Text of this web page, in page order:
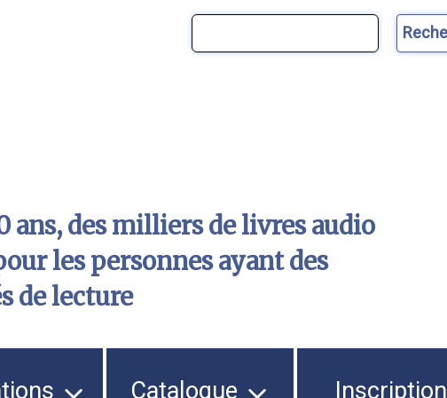
ans, des milliers de livres audio
les personnes ayant des
de lecture
Catalogue Inscription